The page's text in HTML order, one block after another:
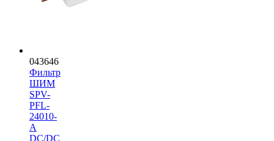
043646
Фильтр
ШИМ
SPV-
PFL-
24010-
A
DC/DC